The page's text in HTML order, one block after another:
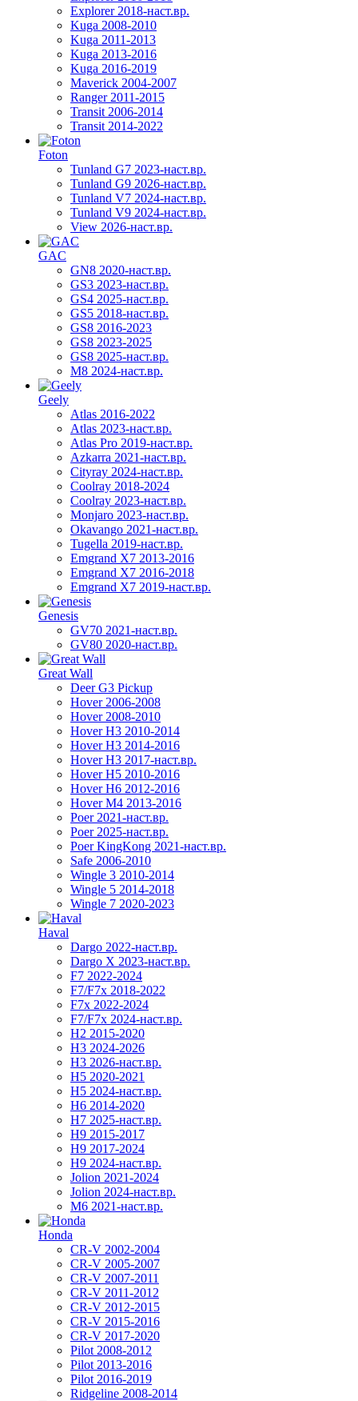
Explorer 2018-наст.вр.
Kuga 2008-2010
Kuga 2011-2013
Kuga 2013-2016
Kuga 2016-2019
Maverick 2004-2007
Ranger 2011-2015
Transit 2006-2014
Transit 2014-2022
Foton
Tunland G7 2023-наст.вр.
Tunland G9 2026-наст.вр.
Tunland V7 2024-наст.вр.
Tunland V9 2024-наст.вр.
View 2026-наст.вр.
GAC
GN8 2020-наст.вр.
GS3 2023-наст.вр.
GS4 2025-наст.вр.
GS5 2018-наст.вр.
GS8 2016-2023
GS8 2023-2025
GS8 2025-наст.вр.
M8 2024-наст.вр.
Geely
Atlas 2016-2022
Atlas 2023-наст.вр.
Atlas Pro 2019-наст.вр.
Azkarra 2021-наст.вр.
Cityray 2024-наст.вр.
Coolray 2018-2024
Coolray 2023-наст.вр.
Monjaro 2023-наст.вр.
Okavango 2021-наст.вр.
Tugella 2019-наст.вр.
Emgrand Х7 2013-2016
Emgrand X7 2016-2018
Emgrand X7 2019-наст.вр.
Genesis
GV70 2021-наст.вр.
GV80 2020-наст.вр.
Great Wall
Deer G3 Pickup
Hover 2006-2008
Hover 2008-2010
Hover H3 2010-2014
Hover H3 2014-2016
Hover H3 2017-наст.вр.
Hover H5 2010-2016
Hover H6 2012-2016
Hover M4 2013-2016
Poer 2021-наст.вр.
Poer 2025-наст.вр.
Poer KingKong 2021-наст.вр.
Safe 2006-2010
Wingle 3 2010-2014
Wingle 5 2014-2018
Wingle 7 2020-2023
Haval
Dargo 2022-наст.вр.
Dargo X 2023-наст.вр.
F7 2022-2024
F7/F7x 2018-2022
F7x 2022-2024
F7/F7x 2024-наст.вр.
H2 2015-2020
H3 2024-2026
H3 2026-наст.вр.
H5 2020-2021
H5 2024-наст.вр.
H6 2014-2020
H7 2025-наст.вр.
H9 2015-2017
H9 2017-2024
H9 2024-наст.вр.
Jolion 2021-2024
Jolion 2024-наст.вр.
М6 2021-наст.вр.
Honda
CR-V 2002-2004
CR-V 2005-2007
CR-V 2007-2011
CR-V 2011-2012
CR-V 2012-2015
CR-V 2015-2016
CR-V 2017-2020
Pilot 2008-2012
Pilot 2013-2016
Pilot 2016-2019
Ridgeline 2008-2014